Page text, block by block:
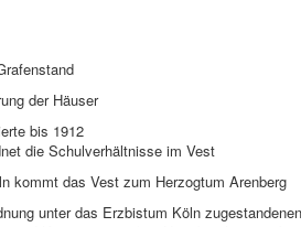
der Häuser
bis 1912
die Schulverhältnisse im Vest
kommt das Vest zum Herzogtum Arenberg
unter das Erzbistum Köln zugestandenen